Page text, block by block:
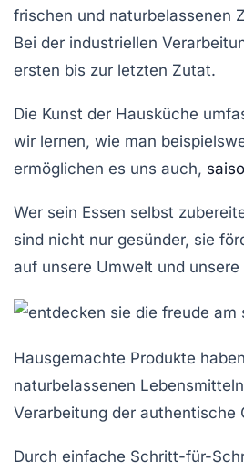
frischen und naturbelassenen
Bei der industriellen
ersten bis zur letzten Zutat.
Die Kunst der Hausküche
wir lernen, wie man
ermöglichen es uns auch,
Wer sein Essen selbst
sind nicht nur gesünder, sie
auf unsere Umwelt und unsere
Hausgemachte Produkte
naturbelassenen
Verarbeitung der authentische
Durch einfache Schritt-für-